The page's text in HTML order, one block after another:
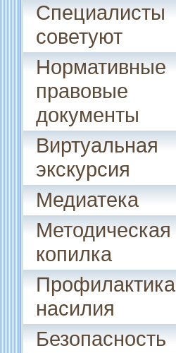
Специалисты
советуют
Нормативные
правовые
документы
Виртуальная
экскурсия
Медиатека
Методическая
копилка
Профилактика
насилия
Безопасность